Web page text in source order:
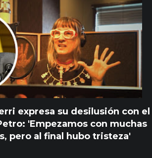
expresa su desilusión con el
'Empezamos con muchas
pero al final hubo tristeza'